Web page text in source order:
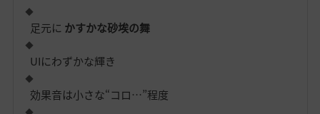
足元に かすかな砂埃の舞
UIにわずかな輝き
効果音は小さな“コロ…”程度